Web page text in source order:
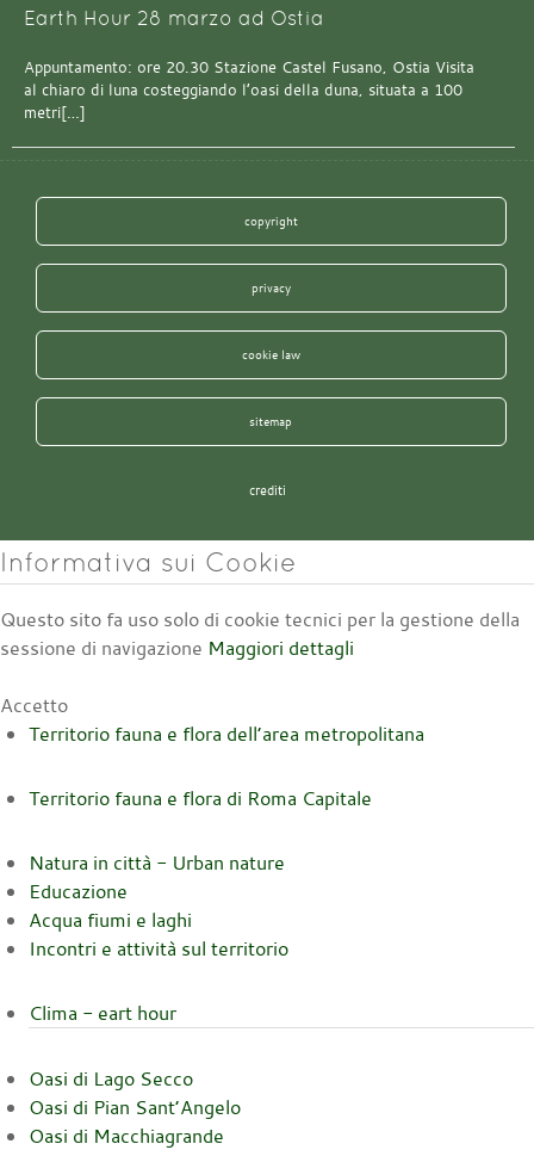
Earth Hour 28 marzo ad Ostia
Appuntamento: ore 20.30 Stazione Castel Fusano, Ostia Visita
al chiaro di luna costeggiando l’oasi della duna, situata a 100
metri[…]
copyright
privacy
cookie law
sitemap
crediti
Informativa sui Cookie
Questo sito fa uso solo di cookie tecnici per la gestione della
sessione di navigazione Maggiori dettagli
Accetto
Territorio fauna e flora dell’area metropolitana
Territorio fauna e flora di Roma Capitale
Natura in città - Urban nature
Educazione
Acqua fiumi e laghi
Incontri e attività sul territorio
Clima - eart hour
Oasi di Lago Secco
Oasi di Pian Sant’Angelo
Oasi di Macchiagrande